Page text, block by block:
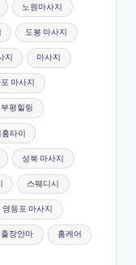
노원마사지
도봉 마사지
지 마사지
마사지
부평힐링
타이
성북 마사지
스웨디시
영등포 마사지
출장안마 홈케어